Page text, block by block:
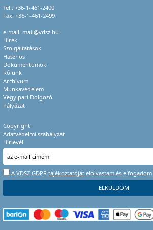
Tel.: +36-1-461-2400
Fax: +36-1-461-2499
e-mail: mail@vdsz.hu
Hírek
Szolgáltatások
Hasznos
Dokumentumok
Rólunk
Archívum
Munkavédelem
Vegyipari Dolgozó
Pályázat
Copyright
Adatvédelmi szabályzat
Hírlevél
A VDSZ GDPR tájékoztatóját elolvastam és elfogadom